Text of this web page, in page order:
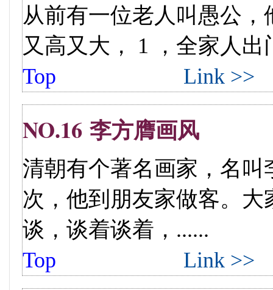
从前有一位老人叫愚公
又高又大， 1 ，全家人
Top
Link >>
NO.16 李方膺画风
清朝有个著名画家，名叫
次，他到朋友家做客。
谈，谈着谈着，......
Top
Link >>